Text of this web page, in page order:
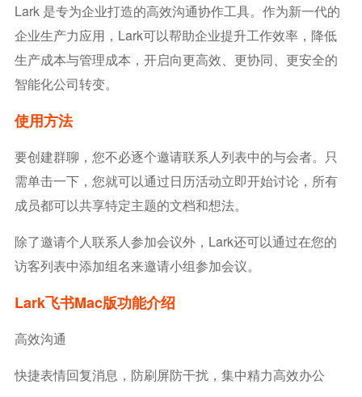
Lark 是专为企业打造的高效沟通协作工具。作为新一代的
企业生产力应用，Lark可以帮助企业提升工作效率，降低
生产成本与管理成本，开启向更高效、更协同、更安全的
智能化公司转变。
使用方法
要创建群聊，您不必逐个邀请联系人列表中的与会者。只
需单击一下，您就可以通过日历活动立即开始讨论，所有
成员都可以共享特定主题的文档和想法。
除了邀请个人联系人参加会议外，Lark还可以通过在您的
访客列表中添加组名来邀请小组参加会议。
Lark飞书mac版功能介绍
高效沟通
快捷表情回复消息，防刷屏防干扰，集中精力高效办公